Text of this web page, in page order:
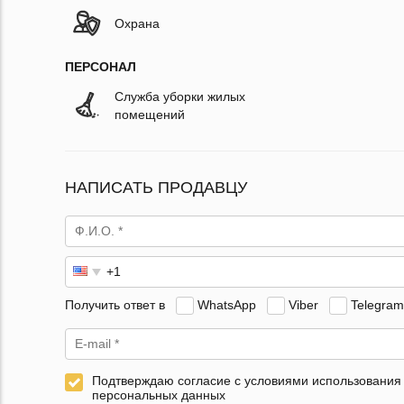
Охрана
ПЕРСОНАЛ
Служба уборки жилых
помещений
НАПИСАТЬ ПРОДАВЦУ
Получить ответ в WhatsApp Viber Telegram
Подтверждаю согласие с условиями использования
персональных данных